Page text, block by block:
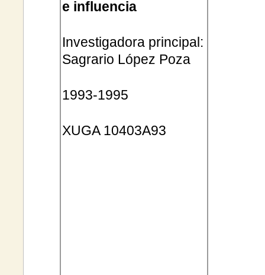
e influencia
Investigadora principal:
Sagrario López Poza
1993-1995
XUGA 10403A93